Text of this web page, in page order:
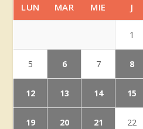
LUN MAR MIE J
1
5 6 7 8
12 13 14 15
19 20 21 22